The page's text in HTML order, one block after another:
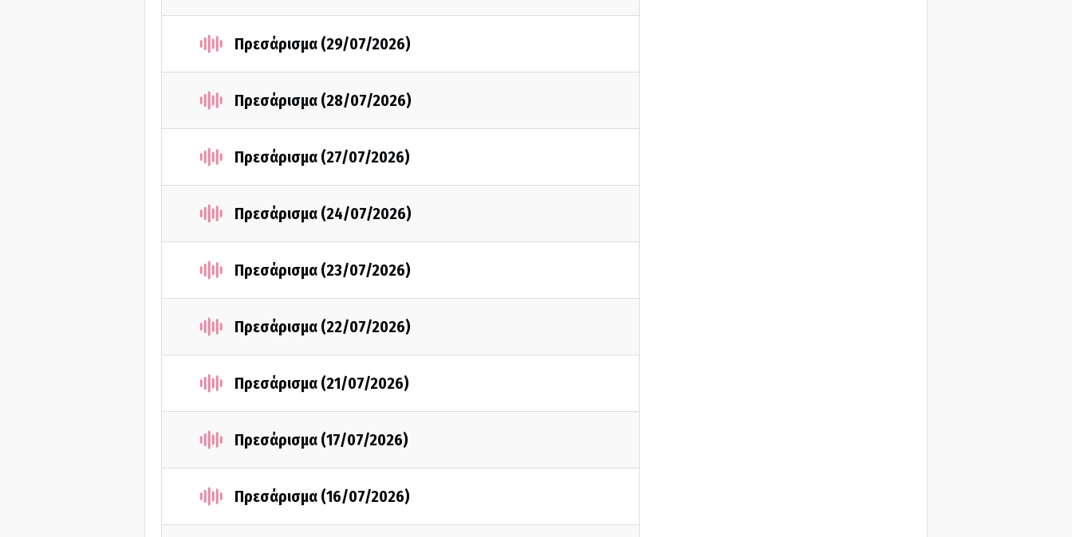
Πρεσάρισμα (29/07/2026)
Πρεσάρισμα (28/07/2026)
Πρεσάρισμα (27/07/2026)
Πρεσάρισμα (24/07/2026)
Πρεσάρισμα (23/07/2026)
Πρεσάρισμα (22/07/2026)
Πρεσάρισμα (21/07/2026)
Πρεσάρισμα (17/07/2026)
Πρεσάρισμα (16/07/2026)